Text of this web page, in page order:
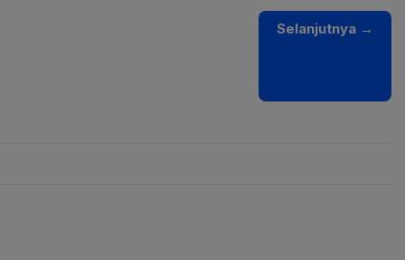
Selanjutnya →